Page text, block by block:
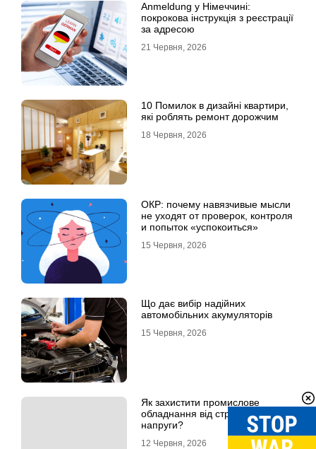
Anmeldung у Німеччині:
покрокова інструкція з реєстрації
за адресою
21 Червня, 2026
10 Помилок в дизайні квартири,
які роблять ремонт дорожчим
18 Червня, 2026
ОКР: почему навязчивые мысли
не уходят от проверок, контроля
и попыток «успокоиться»
15 Червня, 2026
Що дає вибір надійних
автомобільних акумуляторів
15 Червня, 2026
Як захистити промислове
обладнання від стрибків
напруги?
12 Червня, 2026